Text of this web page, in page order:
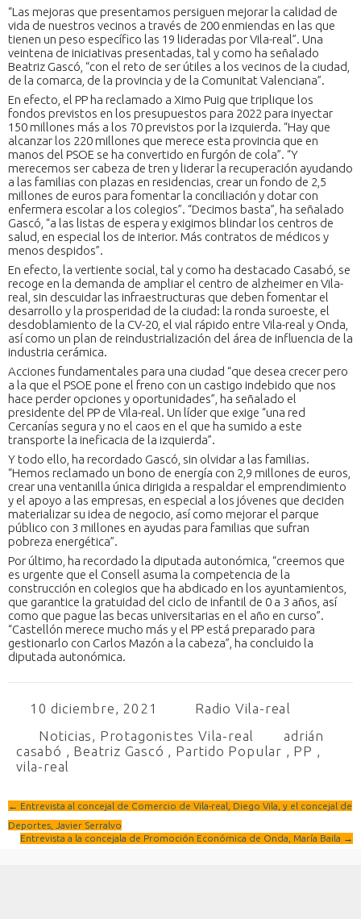
“Las mejoras que presentamos persiguen mejorar la calidad de
vida de nuestros vecinos a través de 200 enmiendas en las que
tienen un peso específico las 19 lideradas por Vila-real”. Una
veintena de iniciativas presentadas, tal y como ha señalado
Beatriz Gascó, “con el reto de ser útiles a los vecinos de la ciudad,
de la comarca, de la provincia y de la Comunitat Valenciana”.
En efecto, el PP ha reclamado a Ximo Puig que triplique los
fondos previstos en los presupuestos para 2022 para inyectar
150 millones más a los 70 previstos por la izquierda. “Hay que
alcanzar los 220 millones que merece esta provincia que en
manos del PSOE se ha convertido en furgón de cola”. “Y
merecemos ser cabeza de tren y liderar la recuperación ayudando
a las familias con plazas en residencias, crear un fondo de 2,5
millones de euros para fomentar la conciliación y dotar con
enfermera escolar a los colegios”. “Decimos basta”, ha señalado
Gascó, “a las listas de espera y exigimos blindar los centros de
salud, en especial los de interior. Más contratos de médicos y
menos despidos”.
En efecto, la vertiente social, tal y como ha destacado Casabó, se
recoge en la demanda de ampliar el centro de alzheimer en Vila-
real, sin descuidar las infraestructuras que deben fomentar el
desarrollo y la prosperidad de la ciudad: la ronda suroeste, el
desdoblamiento de la CV-20, el vial rápido entre Vila-real y Onda,
así como un plan de reindustrialización del área de influencia de la
industria cerámica.
Acciones fundamentales para una ciudad “que desea crecer pero
a la que el PSOE pone el freno con un castigo indebido que nos
hace perder opciones y oportunidades”, ha señalado el
presidente del PP de Vila-real. Un líder que exige “una red
Cercanías segura y no el caos en el que ha sumido a este
transporte la ineficacia de la izquierda”.
Y todo ello, ha recordado Gascó, sin olvidar a las familias.
“Hemos reclamado un bono de energía con 2,9 millones de euros,
crear una ventanilla única dirigida a respaldar el emprendimiento
y el apoyo a las empresas, en especial a los jóvenes que deciden
materializar su idea de negocio, así como mejorar el parque
público con 3 millones en ayudas para familias que sufran
pobreza energética”.
Por último, ha recordado la diputada autonómica, “creemos que
es urgente que el Consell asuma la competencia de la
construcción en colegios que ha abdicado en los ayuntamientos,
que garantice la gratuidad del ciclo de infantil de 0 a 3 años, así
como que pague las becas universitarias en el año en curso”.
“Castellón merece mucho más y el PP está preparado para
gestionarlo con Carlos Mazón a la cabeza”, ha concluido la
diputada autonómica.
10 diciembre, 2021
Radio Vila-real
Noticias, Protagonistes Vila-real
adrián
casabó , Beatriz Gascó , Partido Popular , PP ,
vila-real
← Entrevista al concejal de Comercio de Vila-real, Diego Vila, y el concejal de
Deportes, Javier Serralvo
Entrevista a la concejala de Promoción Económica de Onda, María Baila →